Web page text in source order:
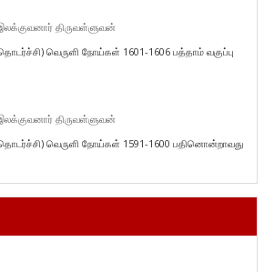
திருவள்ளுவன்
வெருளி நோய்கள் 1601-1606 பத்தாம் வகுப்பு
திருவள்ளுவன்
வெருளி நோய்கள் 1591-1600 பதினொன்றாவது